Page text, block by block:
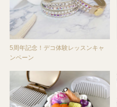
5周年記念！デコ体験レッスンキャ
ンペーン